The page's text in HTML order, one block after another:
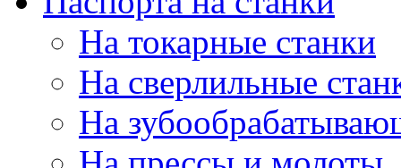
На токарные станки
На сверлильные
На